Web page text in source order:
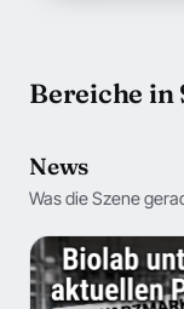
Bereiche in
News
Was die Szene